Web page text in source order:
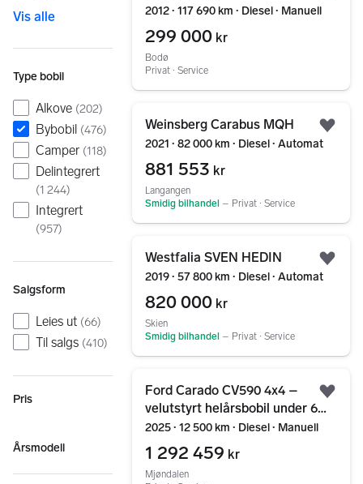
Vis alle
Type bobil
Alkove (202)
Bybobil (476)
Camper (118)
Delintegrert
(1 244)
Integrert
(957)
Salgsform
Leies ut (66)
Til salgs (410)
Pris
Årsmodell
2012 ∙ 117 690 km ∙ Diesel ∙ Manuell
299 000 kr
Bodø
Privat ∙ Service
Weinsberg Carabus MQH
2021 ∙ 82 000 km ∙ Diesel ∙ Automat
881 553 kr
Langangen
Smidig bilhandel – Privat ∙ Service
Westfalia SVEN HEDIN
2019 ∙ 57 800 km ∙ Diesel ∙ Automat
820 000 kr
Skien
Smidig bilhandel – Privat ∙ Service
Ford Carado CV590 4x4 –
velutstyrt helårsbobil under 6
meter
2025 ∙ 12 500 km ∙ Diesel ∙ Manuell
1 292 459 kr
Mjøndalen